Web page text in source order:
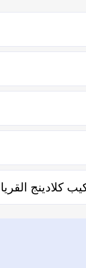
تليفونياً وطلب
العمل وتوقيته
يتم تقييمهم
وإختيار
كلادينج